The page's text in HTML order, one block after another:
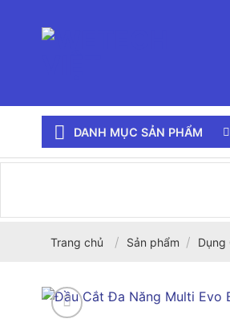
DANH MỤC SẢN PHẨM
Trang chủ / Sản phẩm / Dụng